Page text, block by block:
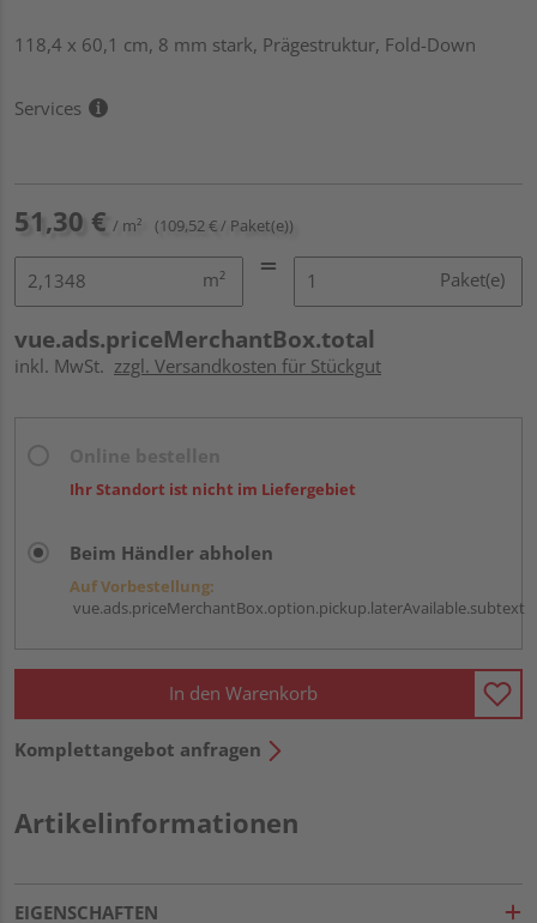
118,4 x 60,1 cm, 8 mm stark, Prägestruktur, Fold-Down
Services
51,30 € / m² (109,52 € / Paket(e))
m² Paket(e)
vue.ads.priceMerchantBox.total
inkl. MwSt. zzgl. Versandkosten für Stückgut
Ihr Standort ist nicht im Liefergebiet
Beim Händler abholen
Auf Vorbestellung:
vue.ads.priceMerchantBox.option.pickup.laterAvailable.subtext
In den Warenkorb
Komplettangebot anfragen
Artikelinformationen
EIGENSCHAFTEN